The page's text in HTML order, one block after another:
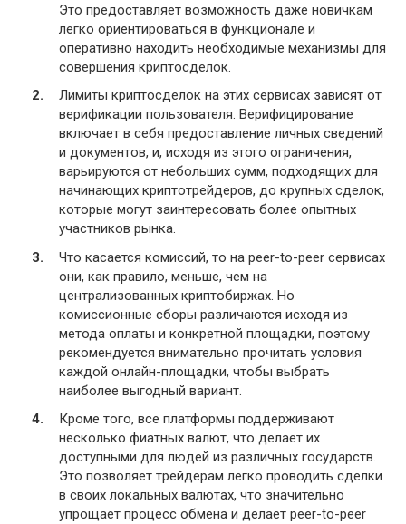
Это предоставляет возможность даже новичкам
легко ориентироваться в функционале и
оперативно находить необходимые механизмы для
совершения криптосделок.
Лимиты криптосделок на этих сервисах зависят от
верификации пользователя. Верифицирование
включает в себя предоставление личных сведений
и документов, и, исходя из этого ограничения,
варьируются от небольших сумм, подходящих для
начинающих криптотрейдеров, до крупных сделок,
которые могут заинтересовать более опытных
участников рынка.
Что касается комиссий, то на peer-to-peer сервисах
они, как правило, меньше, чем на
централизованных криптобиржах. Но
комиссионные сборы различаются исходя из
метода оплаты и конкретной площадки, поэтому
рекомендуется внимательно прочитать условия
каждой онлайн-площадки, чтобы выбрать
наиболее выгодный вариант.
Кроме того, все платформы поддерживают
несколько фиатных валют, что делает их
доступными для людей из различных государств.
Это позволяет трейдерам легко проводить сделки
в своих локальных валютах, что значительно
упрощает процесс обмена и делает peer-to-peer